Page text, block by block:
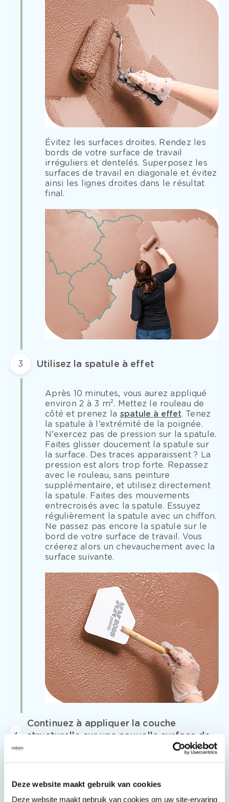
Deze website maakt gebruik van cookies
Deze website maakt gebruik van cookies om uw site-ervaring
Évitez les surfaces droites. Rendez les
bords de votre surface de travail
irréguliers et dentelés. Superposez les
surfaces de travail en diagonale et évitez
ainsi les lignes droites dans le résultat
final.
3 Utilisez la spatule à effet
Après 10 minutes, vous aurez appliqué
environ 2 à 3 m². Mettez le rouleau de
côté et prenez la spatule à effet. Tenez
la spatule à l’extrémité de la poignée.
N’exercez pas de pression sur la spatule.
Faites glisser doucement la spatule sur
la surface. Des traces apparaissent ? La
pression est alors trop forte. Repassez
avec le rouleau, sans peinture
supplémentaire, et utilisez directement
la spatule. Faites des mouvements
entrecroisés avec la spatule. Essuyez
régulièrement la spatule avec un chiffon.
Ne passez pas encore la spatule sur le
bord de votre surface de travail. Vous
créerez alors un chevauchement avec la
surface suivante.
4
Continuez à appliquer la couche
structurelle sur une nouvelle surface de
travail avec le rouleau. Prévoyez un